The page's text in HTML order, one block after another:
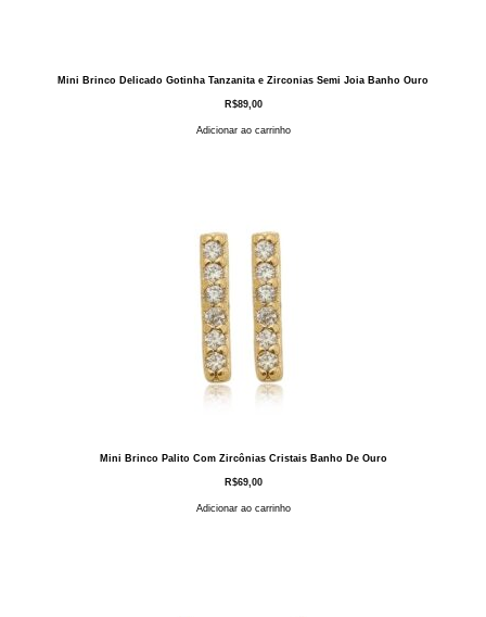
Mini Brinco Delicado Gotinha Tanzanita e Zirconias Semi Joia Banho Ouro
R$89,00
Adicionar ao carrinho
Mini Brinco Palito Com Zircônias Cristais Banho De Ouro
R$69,00
Adicionar ao carrinho